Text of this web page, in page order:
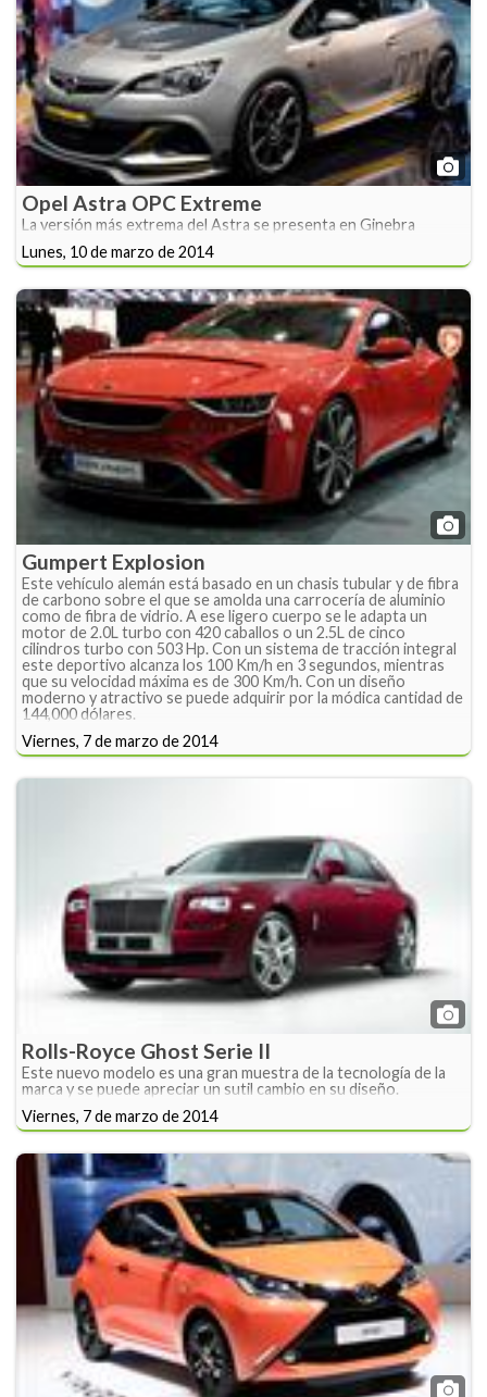
Opel Astra OPC Extreme
La versión más extrema del Astra se presenta en Ginebra
Lunes, 10 de marzo de 2014
Gumpert Explosion
Este vehículo alemán está basado en un chasis tubular y de fibra
de carbono sobre el que se amolda una carrocería de aluminio
como de fibra de vidrio. A ese ligero cuerpo se le adapta un
motor de 2.0L turbo con 420 caballos o un 2.5L de cinco
cilindros turbo con 503 Hp. Con un sistema de tracción integral
este deportivo alcanza los 100 Km/h en 3 segundos, mientras
que su velocidad máxima es de 300 Km/h. Con un diseño
moderno y atractivo se puede adquirir por la módica cantidad de
144,000 dólares.
Viernes, 7 de marzo de 2014
Rolls-Royce Ghost Serie II
Este nuevo modelo es una gran muestra de la tecnología de la
marca y se puede apreciar un sutil cambio en su diseño.
Viernes, 7 de marzo de 2014